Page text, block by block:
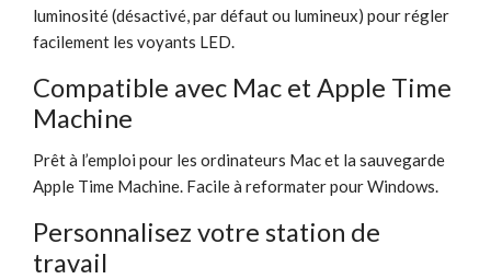
luminosité (désactivé, par défaut ou lumineux) pour régler
facilement les voyants LED.
Compatible avec Mac et Apple Time
Machine
Prêt à l’emploi pour les ordinateurs Mac et la sauvegarde
Apple Time Machine. Facile à reformater pour Windows.
Personnalisez votre station de
travail